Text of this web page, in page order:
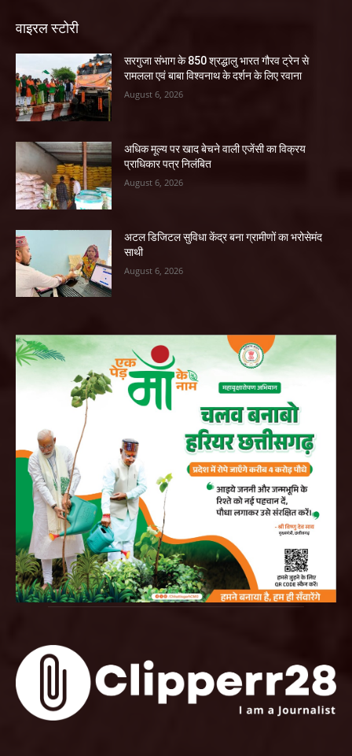
वाइरल स्टोरी
सरगुजा संभाग के 850 श्रद्धालु भारत गौरव ट्रेन से
रामलला एवं बाबा विश्वनाथ के दर्शन के लिए रवाना
August 6, 2026
अधिक मूल्य पर खाद बेचने वाली एजेंसी का विक्रय
प्राधिकार पत्र निलंबित
August 6, 2026
अटल डिजिटल सुविधा केंद्र बना ग्रामीणों का भरोसेमंद
साथी
August 6, 2026